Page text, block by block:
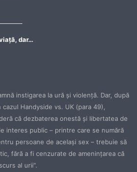
dar…
instigarea la ură şi violenţă. Dar, după
Handyside vs. UK (para 49),
că dezbaterea onestă şi libertatea de
interes public – printre care se numără
persoane de acelaşi sex – trebuie să
fără a fi cenzurate de ameninţarea că
al urii”.